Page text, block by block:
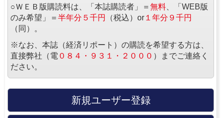
○ＷＥＢ版購読料は、「本誌購読者」＝ 無料 、「WEB版
のみ希望」＝ 半年分５千円 （税込）or １年分９千円
（同）。
※なお、本誌（経済リポート）の購読を希望する方は、
直接弊社（電 ０８４・９３１・２０００ ）までご連絡く
ださい。
新規ユーザー登録